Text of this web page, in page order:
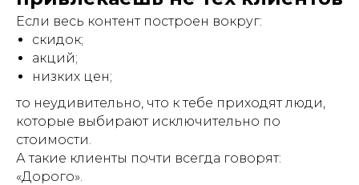
Если весь контент построен вокруг:
скидок;
акций;
низких цен;
то неудивительно, что к тебе приходят люди,
которые выбирают исключительно по
стоимости.
А такие клиенты почти всегда говорят:
«Дорого».